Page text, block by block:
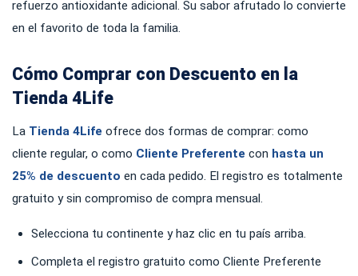
refuerzo antioxidante adicional. Su sabor afrutado lo convierte
en el favorito de toda la familia.
Cómo Comprar con Descuento en la
Tienda 4Life
La Tienda 4Life ofrece dos formas de comprar: como
cliente regular, o como Cliente Preferente con hasta un
25% de descuento en cada pedido. El registro es totalmente
gratuito y sin compromiso de compra mensual.
Selecciona tu continente y haz clic en tu país arriba.
Completa el registro gratuito como Cliente Preferente